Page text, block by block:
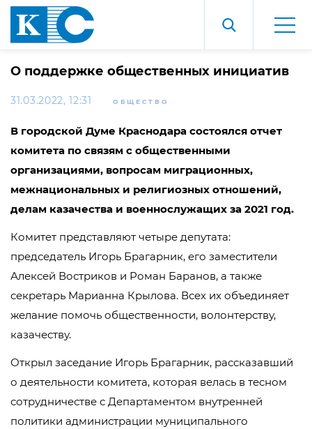
О поддержке общественных инициатив
31.03.2022, 12:31 ОБЩЕСТВО
В городской Думе Краснодара состоялся отчет
комитета по связям с общественными
организациями, вопросам миграционных,
межнациональных и религиозных отношений,
делам казачества и военнослужащих за 2021 год.
Комитет представляют четыре депутата:
председатель Игорь Брагарник, его заместители
Алексей Востриков и Роман Баранов, а также
секретарь Марианна Крылова. Всех их объединяет
желание помочь общественности, волонтерству,
казачеству.
Открыл заседание Игорь Брагарник, рассказавший
о деятельности комитета, которая велась в тесном
сотрудничестве с Департаментом внутренней
политики администрации муниципального